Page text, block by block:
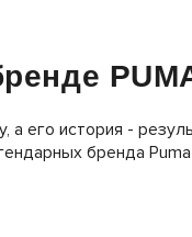
а его история -
бренда